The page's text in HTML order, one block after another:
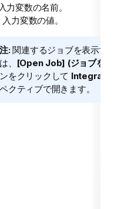
力変数の名前。
入力変数の値。
情
報
メ
モ
注:関連するジョブを表示する
は、 [Open Job] (ジョブを開
ンをクリックして Integration
ペクティブで開きます。